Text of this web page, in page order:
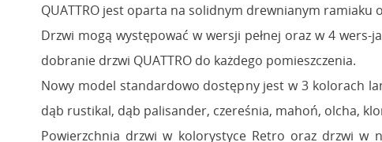
QUATTRO jest oparta na solidnym drewnianym ramiaku
Drzwi mogą występować w wersji pełnej oraz w 4
dobranie drzwi QUATTRO do każdego pomieszczenia.
Nowy model standardowo dostępny jest w 3 kolorach
dąb rustikal, dąb palisander, czereśnia, mahoń, olcha,
Powierzchnia drzwi w kolorystyce Retro oraz drzwi w